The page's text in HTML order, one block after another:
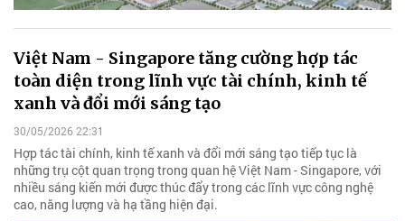
Việt Nam - Singapore tăng cường hợp tác
toàn diện trong lĩnh vực tài chính, kinh tế
xanh và đổi mới sáng tạo
30/05/2026 22:31
Hợp tác tài chính, kinh tế xanh và đổi mới sáng tạo tiếp tục là
những trụ cột quan trọng trong quan hệ Việt Nam - Singapore, với
nhiều sáng kiến mới được thúc đẩy trong các lĩnh vực công nghệ
cao, năng lượng và hạ tầng hiện đại.